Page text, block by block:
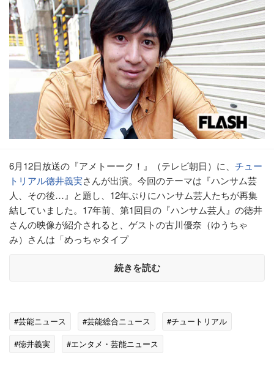
6月12日放送の『アメトーーク！』（テレビ朝日）に、 チュー
トリアル徳井義実さんが出演。今回のテーマは『ハンサム芸
人、その後…』と題し、12年ぶりにハンサム芸人たちが再集
結していました。17年前、第1回目の『ハンサム芸人』の徳井
さんの映像が紹介されると、ゲストの古川優奈（ゆうちゃ
み）さんは「めっちゃタイプ
続きを読む
#芸能ニュース #芸能総合ニュース
#チュートリアル
#徳井義実
#エンタメ・芸能ニュース